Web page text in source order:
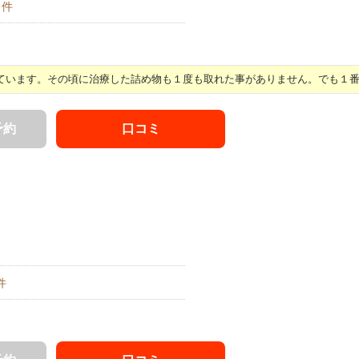
件
ます。その頃に治療した詰め物も１度も取れた事がありません。でも１
約 口コミ